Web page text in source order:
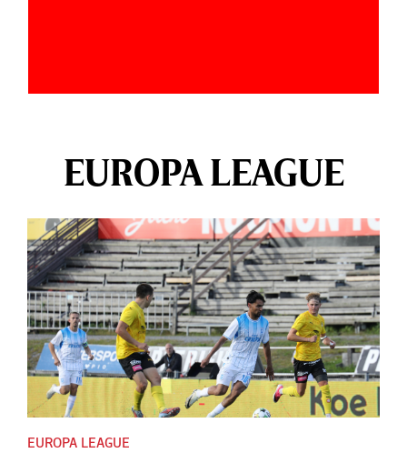
EUROPA LEAGUE
EUROPA LEAGUE